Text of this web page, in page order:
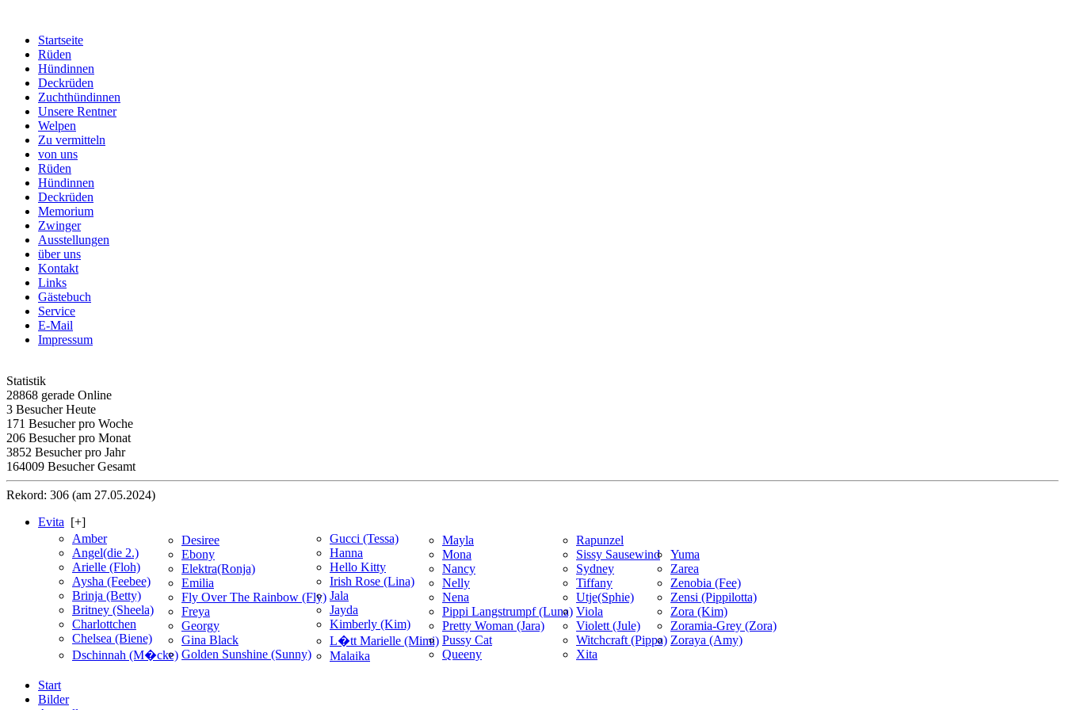
Startseite
Rüden
Hündinnen
Deckrüden
Zuchthündinnen
Unsere Rentner
Welpen
Zu vermitteln
von uns
Rüden
Hündinnen
Deckrüden
Memorium
Zwinger
Ausstellungen
über uns
Kontakt
Links
Gästebuch
Service
E-Mail
Impressum
Statistik
28868 gerade Online
3 Besucher Heute
171 Besucher pro Woche
206 Besucher pro Monat
3852 Besucher pro Jahr
164009 Besucher Gesamt
Rekord: 306 (am 27.05.2024)
Evita [+]
Amber
Angel(die 2.)
Arielle (Floh)
Aysha (Feebee)
Brinja (Betty)
Britney (Sheela)
Charlottchen
Chelsea (Biene)
Dschinnah (M�cke)
Desiree
Ebony
Elektra(Ronja)
Emilia
Fly Over The Rainbow (Fly)
Freya
Georgy
Gina Black
Golden Sunshine (Sunny)
Gucci (Tessa)
Hanna
Hello Kitty
Irish Rose (Lina)
Jala
Jayda
Kimberly (Kim)
L�tt Marielle (Mimi)
Malaika
Mayla
Mona
Nancy
Nelly
Nena
Pippi Langstrumpf (Luna)
Pretty Woman (Jara)
Pussy Cat
Queeny
Rapunzel
Sissy Sausewind
Sydney
Tiffany
Utje(Sphie)
Viola
Violett (Jule)
Witchcraft (Pippa)
Xita
Yuma
Zarea
Zenobia (Fee)
Zensi (Pippilotta)
Zora (Kim)
Zoramia-Grey (Zora)
Zoraya (Amy)
Start
Bilder